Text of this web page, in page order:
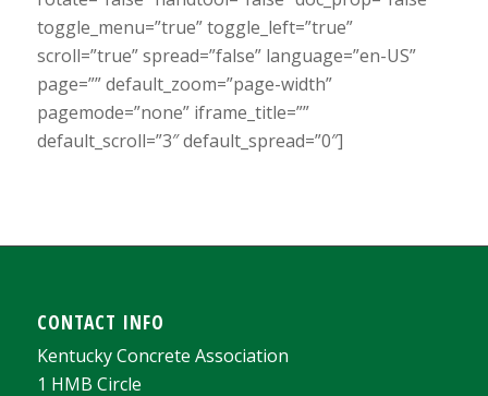
toggle_menu=”true” toggle_left=”true”
scroll=”true” spread=”false” language=”en-US”
page=”” default_zoom=”page-width”
pagemode=”none” iframe_title=””
default_scroll=”3″ default_spread=”0″]
CONTACT INFO
Kentucky Concrete Association
1 HMB Circle